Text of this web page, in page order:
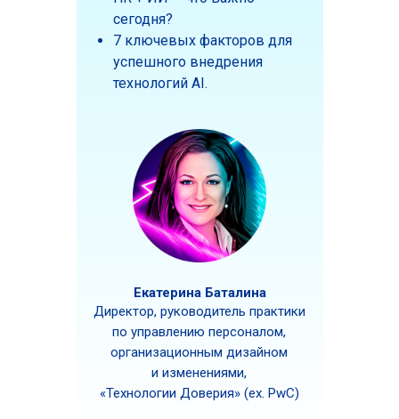
сегодня?
7 ключевых факторов для
успешного внедрения
технологий AI.
Екатерина Баталина
Директор, руководитель практики
по управлению персоналом,
организационным дизайном
и изменениями,
«Технологии Доверия» (ex. PwC)